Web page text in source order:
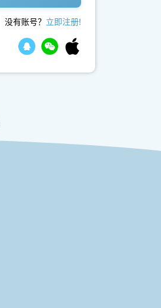
没有账号？ 立即注册!